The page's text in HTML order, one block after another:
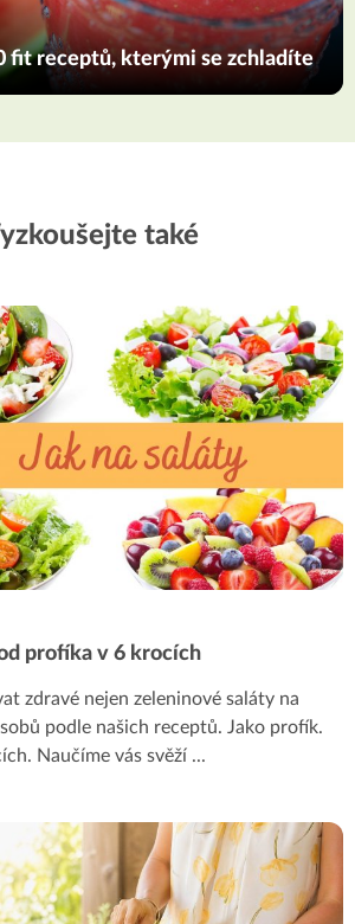
fit receptů, kterými se zchladíte
také
profíka v 6 krocích
zdravé nejen zeleninové saláty na
podle našich receptů. Jako profík.
Naučíme vás svěží ...